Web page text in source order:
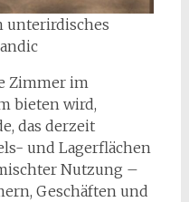
unterirdisches
Zimmer im
bieten wird,
das derzeit
und Lagerflächen
Nutzung –
Geschäften und